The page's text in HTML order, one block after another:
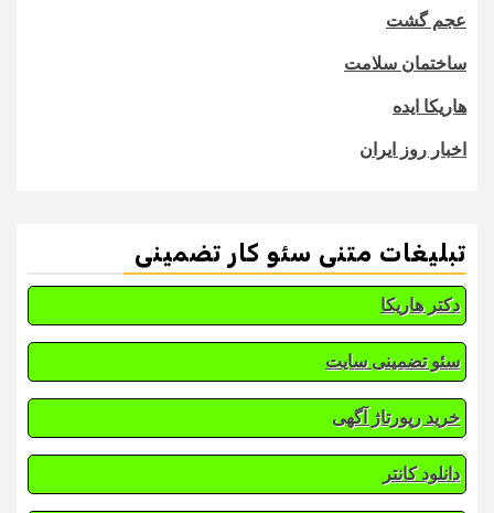
عجم گشت
ساختمان سلامت
هاریکا ایده
اخبار روز ایران
تبلیغات متنی سئو کار تضمینی
دکتر هاریکا
سئو تضمینی سایت
خرید رپورتاژ آگهی
دانلود کانتر